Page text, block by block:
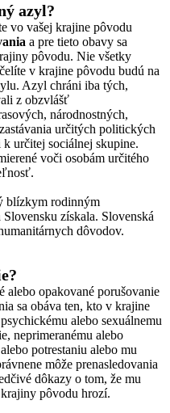
azyl?
vo vašej krajine pôvodu
a pre tieto obavy sa
pôvodu. Nie všetky
v krajine pôvodu budú na
Azyl chráni iba tých,
z obzvlášť
národnostných,
určitých politických
určitej sociálnej skupine.
voči osobám určitého
blízkym rodinným
získala. Slovenská
dôvodov.
alebo opakované porušovanie
sa obáva ten, kto v krajine
alebo sexuálnemu
neprimeranému alebo
potrestaniu alebo mu
môže prenasledovania
dôkazy o tom, že mu
pôvodu hrozí.